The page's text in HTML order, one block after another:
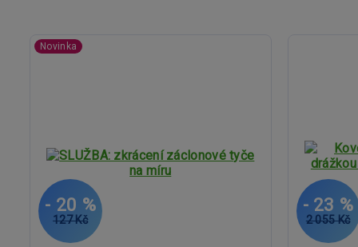
Novinka
127 Kč
- 20 %
2 055 Kč
- 23 %